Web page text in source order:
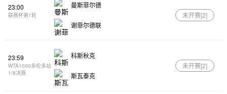
23:00
联赛杯第1轮
曼斯菲尔德
谢菲尔德联
未开赛[2]
23:59
WTA1000多伦多站
1/8决赛
科斯秋克
斯瓦泰克
未开赛[2]